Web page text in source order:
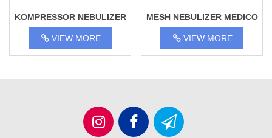
KOMPRESSOR NEBULIZER
CN-0900
VIEW MORE
MESH NEBULIZER MEDICO
AIR PRO
VIEW MORE